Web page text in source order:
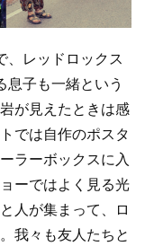
レッドロックス
子も一緒という
が見えたときは感
では自作のポスタ
ラーボックスに入
ーではよく見る光
人が集まって、ロ
我々も友人たちと